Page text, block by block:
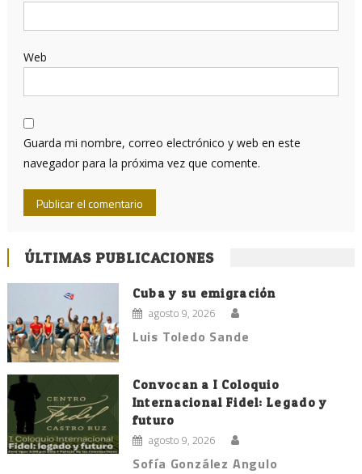
Web
Guarda mi nombre, correo electrónico y web en este
navegador para la próxima vez que comente.
ÚLTIMAS PUBLICACIONES
Cuba y su emigración
agosto 9, 2026
Luis Toledo Sande
Convocan a I Coloquio
Internacional Fidel: Legado y
futuro
agosto 9, 2026
Sofía González Angulo